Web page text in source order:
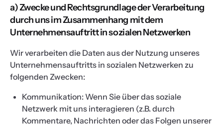
a) Zwecke und Rechtsgrundlage der Verarbeitung
durch uns im Zusammenhang mit dem
Unternehmensauftritt in sozialen Netzwerken
Wir verarbeiten die Daten aus der Nutzung unseres
Unternehmensauftritts in sozialen Netzwerken zu
folgenden Zwecken:
Kommunikation: Wenn Sie über das soziale
Netzwerk mit uns interagieren (z.B. durch
Kommentare, Nachrichten oder das Folgen unserer